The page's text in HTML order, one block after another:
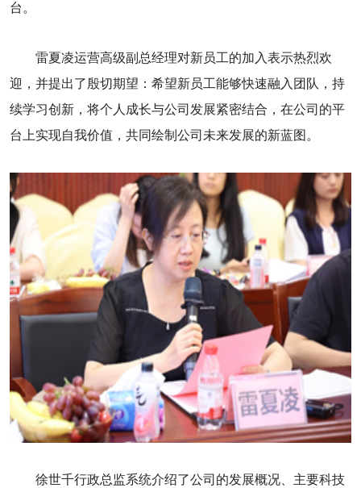
台。
雷夏凌运营高级副总经理对新员工的加入表示热烈欢
迎，并提出了殷切期望：希望新员工能够快速融入团队，持
续学习创新，将个人成长与公司发展紧密结合，在公司的平
台上实现自我价值，共同绘制公司未来发展的新蓝图。
徐世千行政总监系统介绍了公司的发展概况、主要科技